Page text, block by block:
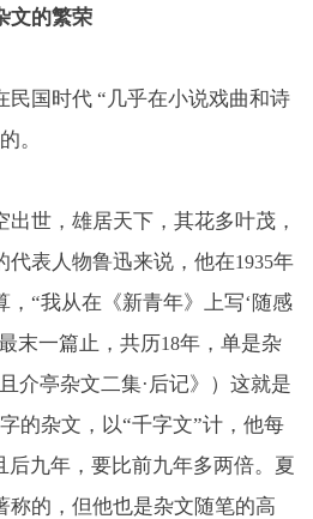
文的繁荣
民国时代 “几乎在小说戏曲和诗
。
世，雄居天下，其花多叶茂，
代表人物鲁迅来说，他在1935年
“我从在《新青年》上写‘随感
末一篇止，共历18年，单是杂
介亭杂文二集·后记》）这就是
的杂文，以“千字文”计，他每
后九年，要比前九年多两倍。夏
称的，但他也是杂文随笔的高